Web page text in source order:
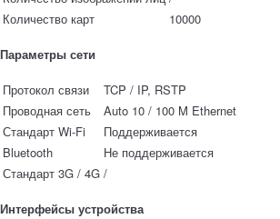
Количество карт
10000
Параметры сети
Протокол связи
TCP / IP, RSTP
Проводная сеть
Auto 10 / 100 M Ethernet
Стандарт Wi-Fi
Поддерживается
Bluetooth
Не поддерживается
Стандарт 3G / 4G /
Интерфейсы устройства